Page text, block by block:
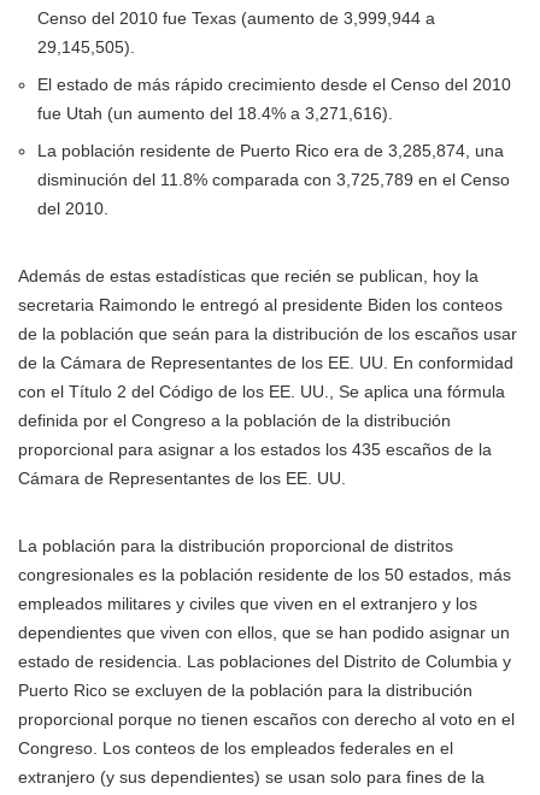
Censo del 2010 fue Texas (aumento de 3,999,944 a
29,145,505).
El estado de más rápido crecimiento desde el Censo del 2010
fue Utah (un aumento del 18.4% a 3,271,616).
La población residente de Puerto Rico era de 3,285,874, una
disminución del 11.8% comparada con 3,725,789 en el Censo
del 2010.
Además de estas estadísticas que recién se publican, hoy la
secretaria Raimondo le entregó al presidente Biden los conteos
de la población que seán para la distribución de los escaños usar
de la Cámara de Representantes de los EE. UU. En conformidad
con el Título 2 del Código de los EE. UU., Se aplica una fórmula
definida por el Congreso a la población de la distribución
proporcional para asignar a los estados los 435 escaños de la
Cámara de Representantes de los EE. UU.
La población para la distribución proporcional de distritos
congresionales es la población residente de los 50 estados, más
empleados militares y civiles que viven en el extranjero y los
dependientes que viven con ellos, que se han podido asignar un
estado de residencia. Las poblaciones del Distrito de Columbia y
Puerto Rico se excluyen de la población para la distribución
proporcional porque no tienen escaños con derecho al voto en el
Congreso. Los conteos de los empleados federales en el
extranjero (y sus dependientes) se usan solo para fines de la